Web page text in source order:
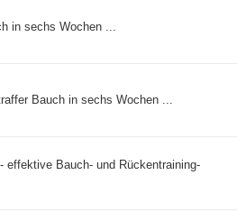
in sechs Wochen ...
Bauch in sechs Wochen ...
effektive Bauch- und Rückentraining-